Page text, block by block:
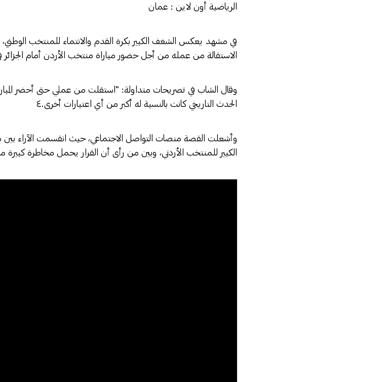
الرياضية أون لاين : عمان
في مشهد يعكس الشغف الكبير بكرة القدم والانتماء للمنتخب الوطني،
الاستقالة من عمله من أجل حضور مباراة منتخب الأردن أمام الجزائر في
وقال الشاب في تصريحات متداولة: "استقلت من عملي حتى أحضر
الحدث التاريخي كانت بالنسبة له أكبر من أي اعتبارات أخرى.٤
وأشعلت القصة منصات التواصل الاجتماعي، حيث انقسمت الآراء بين
الكبير للمنتخب الأردني، وبين من رأى أن القرار يحمل مخاطرة كبيرة